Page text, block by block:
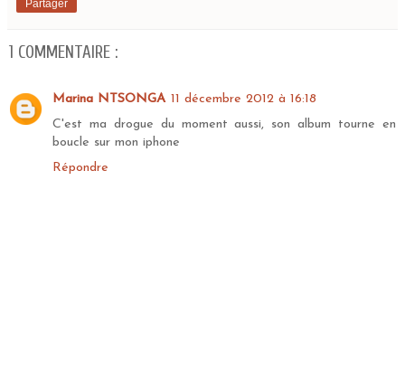
Partager
1 COMMENTAIRE :
Marina NTSONGA 11 décembre 2012 à 16:18
C'est ma drogue du moment aussi, son album tourne en
boucle sur mon iphone
Répondre